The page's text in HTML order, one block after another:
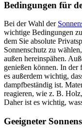
Bedingungen für
Bei der Wahl der
wichtige Bedingungen
dem Sie absolute
Sonnenschutz zu
außen hereinspähen.
genießen können. In der
es außerdem wichtig,
dampfbeständig ist.
reagieren, wie z. B.
Daher ist es wichtig,
Geeigneter